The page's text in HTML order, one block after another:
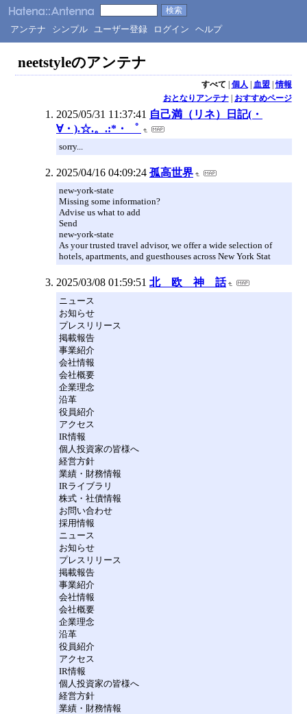
アンテナ シンプル ユーザー登録 ログイン ヘルプ
neetstyleのアンテナ
すべて | 個人 | 血盟 |情報
おとなりアンテナ| おすすめページ
2025/05/31 11:37:41 自己満（リネ）日記(・
∀・).☆.。.:*・゜
sorry...
2025/04/16 04:09:24 孤高世界
new-york-state
Missing some information?
Advise us what to add
Send
new-york-state
As your trusted travel advisor, we offer a wide selection of
hotels, apartments, and guesthouses across New York Stat
2025/03/08 01:59:51 北 欧 神 話
ニュース
お知らせ
プレスリリース
掲載報告
事業紹介
会社情報
会社概要
企業理念
沿革
役員紹介
アクセス
IR情報
個人投資家の皆様へ
経営方針
業績・財務情報
IRライブラリ
株式・社債情報
お問い合わせ
採用情報
ニュース
お知らせ
プレスリリース
掲載報告
事業紹介
会社情報
会社概要
企業理念
沿革
役員紹介
アクセス
IR情報
個人投資家の皆様へ
経営方針
業績・財務情報